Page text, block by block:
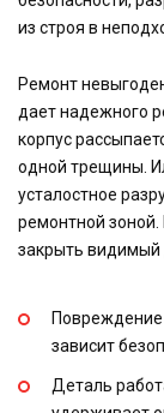
из строя в
Ремонт
дает надежного
корпус
одной трещины.
усталостное
ремонтной зоной.
закрыть видимый
Повреждение
зависит
Деталь